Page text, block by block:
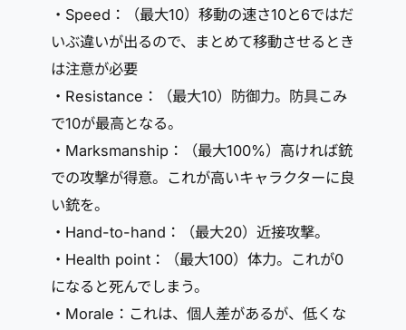
・Speed：（最大10）移動の速さ10と6ではだ
いぶ違いが出るので、まとめて移動させるとき
は注意が必要
・Resistance：（最大10）防御力。防具こみ
で10が最高となる。
・Marksmanship：（最大100%）高ければ銃
での攻撃が得意。これが高いキャラクターに良
い銃を。
・Hand-to-hand：（最大20）近接攻撃。
・Health point：（最大100）体力。これが0
になると死んでしまう。
・Morale：これは、個人差があるが、低くな